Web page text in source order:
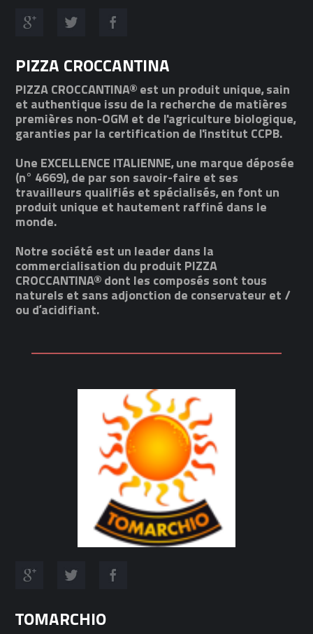
PIZZA CROCCANTINA
PIZZA CROCCANTINA® est un produit unique, sain
et authentique issu de la recherche de matières
premières non-OGM et de l'agriculture biologique,
garanties par la certification de l'institut CCPB.
Une EXCELLENCE ITALIENNE, une marque déposée
(n° 4669), de par son savoir-faire et ses
travailleurs qualifiés et spécialisés, en font un
produit unique et hautement raffiné dans le
monde.
Notre société est un leader dans la
commercialisation du produit PIZZA
CROCCANTINA® dont les composés sont tous
naturels et sans adjonction de conservateur et /
ou d’acidifiant.
TOMARCHIO